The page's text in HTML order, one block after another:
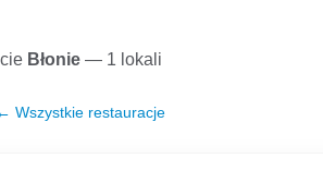
Błonie — 1 lokali
← Wszystkie restauracje